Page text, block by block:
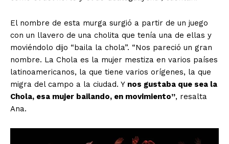
El nombre de esta murga surgió a partir de un juego
con un llavero de una cholita que tenía una de ellas y
moviéndolo dijo “baila la chola”. “Nos pareció un gran
nombre. La Chola es la mujer mestiza en varios países
latinoamericanos, la que tiene varios orígenes, la que
migra del campo a la ciudad. Y nos gustaba que sea la
Chola, esa mujer bailando, en movimiento”, resalta
Ana.